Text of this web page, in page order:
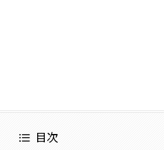
目次